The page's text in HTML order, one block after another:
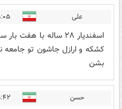
علی ۱۵:۰۵ -
اسفندیار ۲۸ ساله با
کشکه و ارازل جاشون تو
بشن
حسن ۱۵:۴۲ -